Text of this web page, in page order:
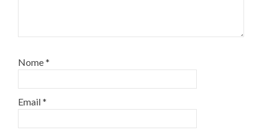
Nome*
Email*